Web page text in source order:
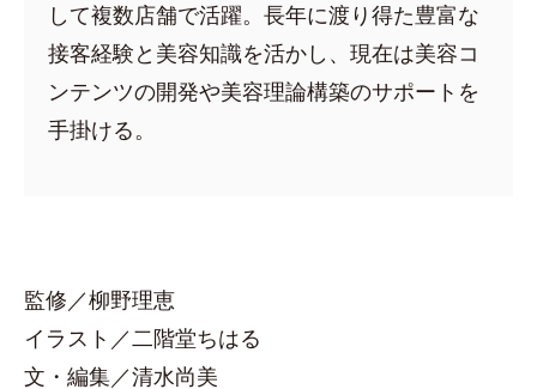
して複数店舗で活躍。長年に渡り得た豊富な
接客経験と美容知識を活かし、現在は美容コ
ンテンツの開発や美容理論構築のサポートを
手掛ける。
監修／柳野理恵
イラスト／二階堂ちはる
文・編集／清水尚美